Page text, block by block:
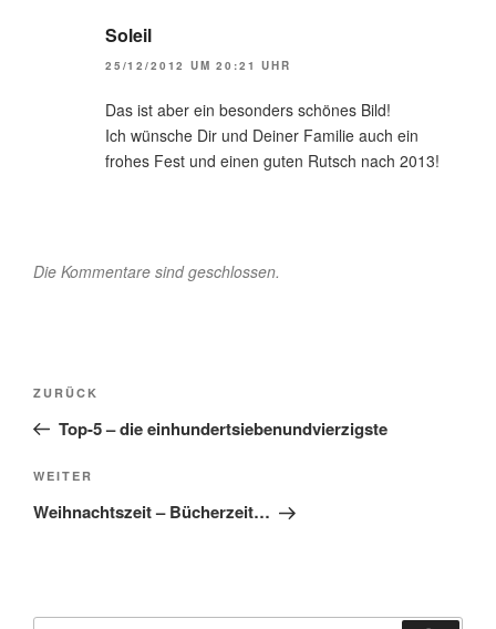
Soleil
25/12/2012 UM 20:21 UHR
Das ist aber ein besonders schönes Bild!
Ich wünsche Dir und Deiner Familie auch ein
frohes Fest und einen guten Rutsch nach 2013!
Die Kommentare sind geschlossen.
Beitragsnavigation
Vorheriger
Beitrag
ZURÜCK
Top-5 – die einhundertsiebenundvierzigste
Nächster
Beitrag
WEITER
Weihnachtszeit – Bücherzeit…